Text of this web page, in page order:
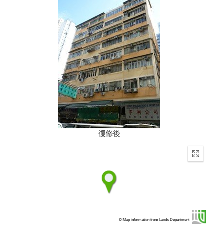
復修後
Enter
© Map information from Lands Department